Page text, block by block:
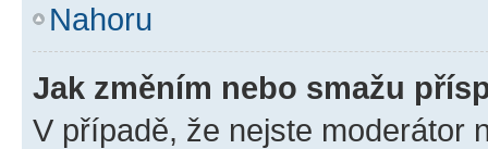
Nahoru
Jak změním nebo smažu
V případě, že nejste moderátor